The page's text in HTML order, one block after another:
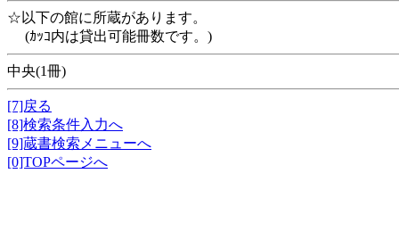
☆以下の館に所蔵があります。
(ｶｯｺ内は貸出可能冊数です。)
中央(1冊)
[7]戻る
[8]検索条件入力へ
[9]蔵書検索メニューへ
[0]TOPページへ